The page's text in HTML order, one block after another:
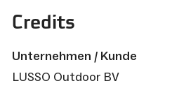
Credits
Unternehmen / Kunde
LUSSO Outdoor BV